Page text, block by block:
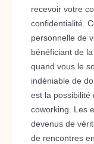
recevoir votre
confidentialité.
personnelle de
bénéficiant de
quand vous le
indéniable de
est la possibilité
coworking. Les
devenus de
de rencontres